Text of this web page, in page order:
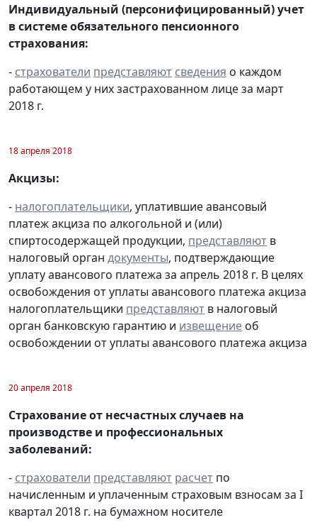
Индивидуальный (персонифицированный) учет
в системе обязательного пенсионного
страхования:
- страхователи представляют сведения о каждом
работающем у них застрахованном лице за март
2018 г.
18 апреля 2018
Акцизы:
- налогоплательщики, уплатившие авансовый
платеж акциза по алкогольной и (или)
спиртосодержащей продукции, представляют в
налоговый орган документы, подтверждающие
уплату авансового платежа за апрель 2018 г. В целях
освобождения от уплаты авансового платежа акциза
налогоплательщики представляют в налоговый
орган банковскую гарантию и извещение об
освобождении от уплаты авансового платежа акциза
20 апреля 2018
Страхование от несчастных случаев на
производстве и профессиональных
заболеваний:
- страхователи представляют расчет по
начисленным и уплаченным страховым взносам за I
квартал 2018 г. на бумажном носителе